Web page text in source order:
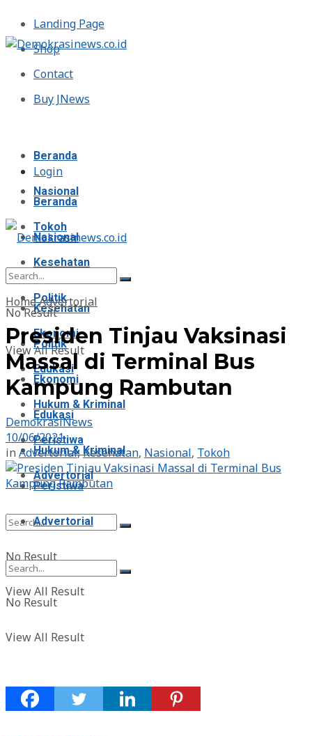
Landing Page
Shop
Contact
Buy JNews
Login
Beranda
Nasional
Tokoh
Kesehatan
Politik
Ekonomi
Edukasi
Hukum & Kriminal
Peristiwa
Advertorial
No Result
View All Result
Beranda
Nasional
Tokoh
Kesehatan
Politik
Ekonomi
Edukasi
Hukum & Kriminal
Peristiwa
Advertorial
No Result
View All Result
No Result
View All Result
HomeAdvertorial
Presiden Tinjau Vaksinasi
Massal di Terminal Bus
Kampung Rambutan
DemokrasiNews
10/06/2021
in Advertorial,Kesehatan, Nasional, Tokoh